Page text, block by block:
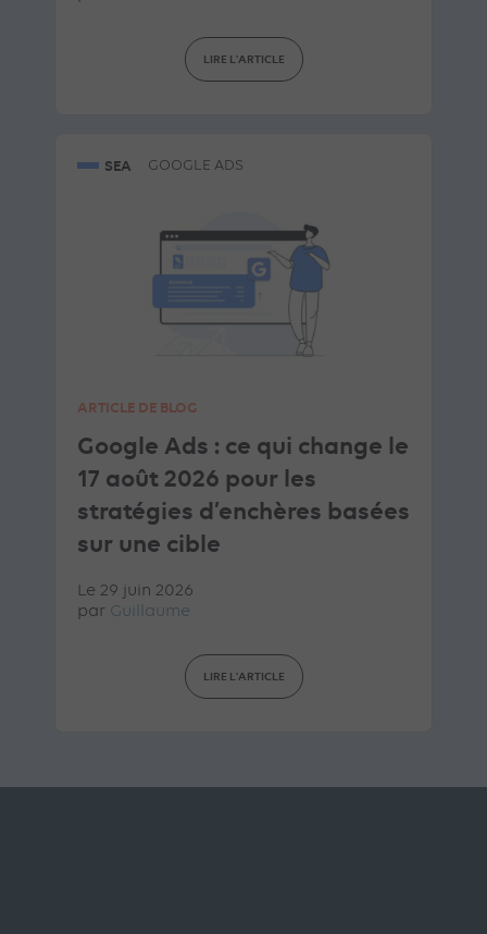
LIRE L'ARTICLE
SEA GOOGLE ADS
ARTICLE DE BLOG
Google Ads : ce qui change le
17 août 2026 pour les
stratégies d’enchères basées
sur une cible
Le 29 juin 2026
par Guillaume
LIRE L'ARTICLE